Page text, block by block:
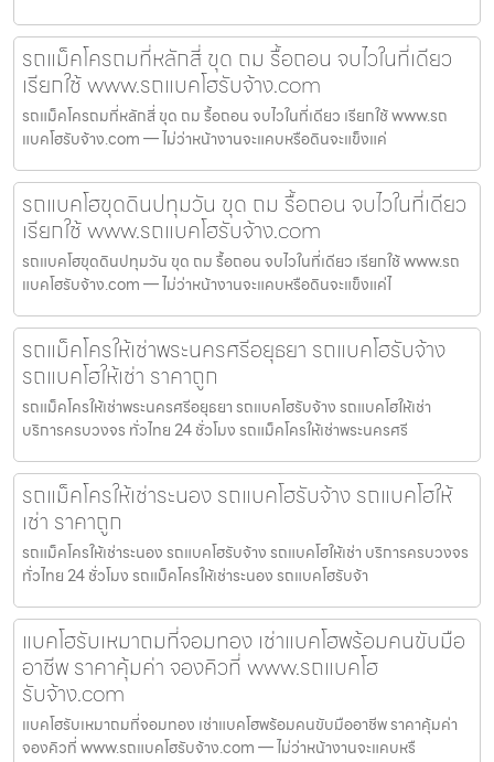
รถแม็คโครถมที่หลักสี่ ขุด ถม รื้อถอน จบไวในที่เดียว
เรียกใช้ www.รถแบคโฮรับจ้าง.com
รถแม็คโครถมที่หลักสี่ ขุด ถม รื้อถอน จบไวในที่เดียว เรียกใช้ www.รถ
แบคโฮรับจ้าง.com — ไม่ว่าหน้างานจะแคบหรือดินจะแข็งแค่
รถแบคโฮขุดดินปทุมวัน ขุด ถม รื้อถอน จบไวในที่เดียว
เรียกใช้ www.รถแบคโฮรับจ้าง.com
รถแบคโฮขุดดินปทุมวัน ขุด ถม รื้อถอน จบไวในที่เดียว เรียกใช้ www.รถ
แบคโฮรับจ้าง.com — ไม่ว่าหน้างานจะแคบหรือดินจะแข็งแค่ไ
รถแม็คโครให้เช่าพระนครศรีอยุธยา รถแบคโฮรับจ้าง
รถแบคโฮให้เช่า ราคาถูก
รถแม็คโครให้เช่าพระนครศรีอยุธยา รถแบคโฮรับจ้าง รถแบคโฮให้เช่า
บริการครบวงจร ทั่วไทย 24 ชั่วโมง รถแม็คโครให้เช่าพระนครศรี
รถแม็คโครให้เช่าระนอง รถแบคโฮรับจ้าง รถแบคโฮให้
เช่า ราคาถูก
รถแม็คโครให้เช่าระนอง รถแบคโฮรับจ้าง รถแบคโฮให้เช่า บริการครบวงจร
ทั่วไทย 24 ชั่วโมง รถแม็คโครให้เช่าระนอง รถแบคโฮรับจ้า
แบคโฮรับเหมาถมที่จอมทอง เช่าแบคโฮพร้อมคนขับมือ
อาชีพ ราคาคุ้มค่า จองคิวที่ www.รถแบคโฮ
รับจ้าง.com
แบคโฮรับเหมาถมที่จอมทอง เช่าแบคโฮพร้อมคนขับมืออาชีพ ราคาคุ้มค่า
จองคิวที่ www.รถแบคโฮรับจ้าง.com — ไม่ว่าหน้างานจะแคบหรื